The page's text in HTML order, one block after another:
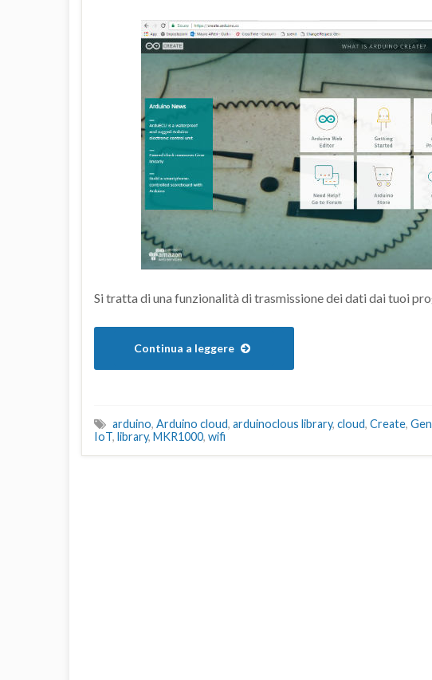
Si tratta di una funzionalità di trasmissione dei dati dai tuoi
Continua a leggere
arduino, Arduino cloud, arduinoclous library, cloud, Create,
IoT, library, MKR1000, wifi